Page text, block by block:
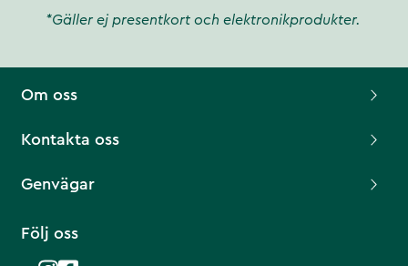
*Gäller ej presentkort och elektronikprodukter.
Om oss
Kontakta oss
Genvägar
Följ oss